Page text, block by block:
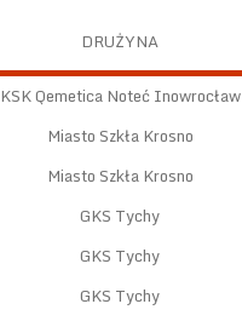
DRUŻYNA
KSK Qemetica Noteć Inowrocław
Miasto Szkła Krosno
Miasto Szkła Krosno
GKS Tychy
GKS Tychy
GKS Tychy